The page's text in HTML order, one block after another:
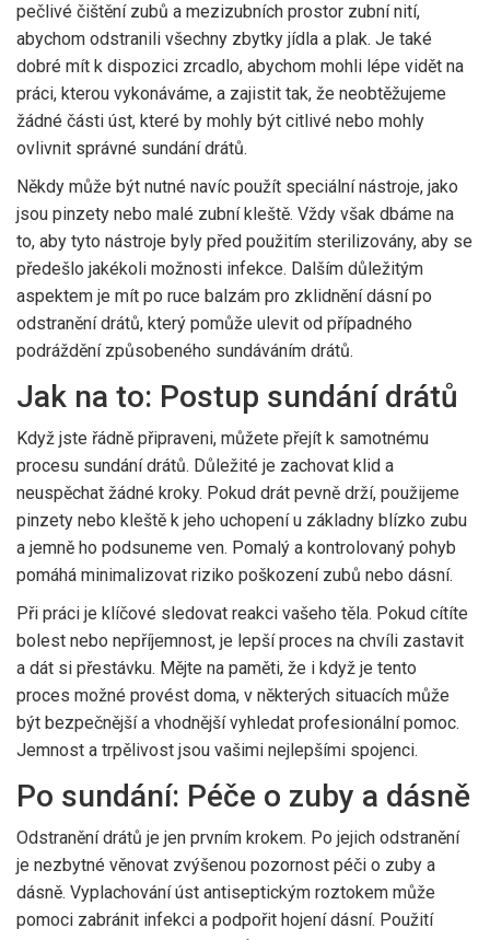
pečlivé čištění zubů a mezizubních prostor zubní nití,
abychom odstranili všechny zbytky jídla a plak. Je také
dobré mít k dispozici zrcadlo, abychom mohli lépe vidět na
práci, kterou vykonáváme, a zajistit tak, že neobtěžujeme
žádné části úst, které by mohly být citlivé nebo mohly
ovlivnit správné sundání drátů.
Někdy může být nutné navíc použít speciální nástroje, jako
jsou pinzety nebo malé zubní kleště. Vždy však dbáme na
to, aby tyto nástroje byly před použitím sterilizovány, aby se
předešlo jakékoli možnosti infekce. Dalším důležitým
aspektem je mít po ruce balzám pro zklidnění dásní po
odstranění drátů, který pomůže ulevit od případného
podráždění způsobeného sundáváním drátů.
Jak na to: Postup sundání drátů
Když jste řádně připraveni, můžete přejít k samotnému
procesu sundání drátů. Důležité je zachovat klid a
neuspěchat žádné kroky. Pokud drát pevně drží, použijeme
pinzety nebo kleště k jeho uchopení u základny blízko zubu
a jemně ho podsuneme ven. Pomalý a kontrolovaný pohyb
pomáhá minimalizovat riziko poškození zubů nebo dásní.
Při práci je klíčové sledovat reakci vašeho těla. Pokud cítíte
bolest nebo nepříjemnost, je lepší proces na chvíli zastavit
a dát si přestávku. Mějte na paměti, že i když je tento
proces možné provést doma, v některých situacích může
být bezpečnější a vhodnější vyhledat profesionální pomoc.
Jemnost a trpělivost jsou vašimi nejlepšími spojenci.
Po sundání: Péče o zuby a dásně
Odstranění drátů je jen prvním krokem. Po jejich odstranění
je nezbytné věnovat zvýšenou pozornost péči o zuby a
dásně. Vyplachování úst antiseptickým roztokem může
pomoci zabránit infekci a podpořit hojení dásní. Použití